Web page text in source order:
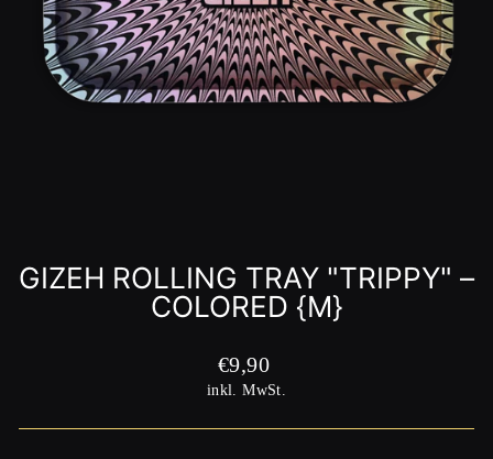
GIZEH ROLLING TRAY "TRIPPY" –
COLORED {M}
Normaler
Preis
€9,90
inkl. MwSt.